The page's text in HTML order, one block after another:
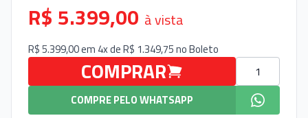
R$ 5.399,00 à vista
R$ 5.399,00 em 4x de R$ 1.349,75 noBoleto
COMPRAR
Quantidade
COMPRE PELO WHATSAPP